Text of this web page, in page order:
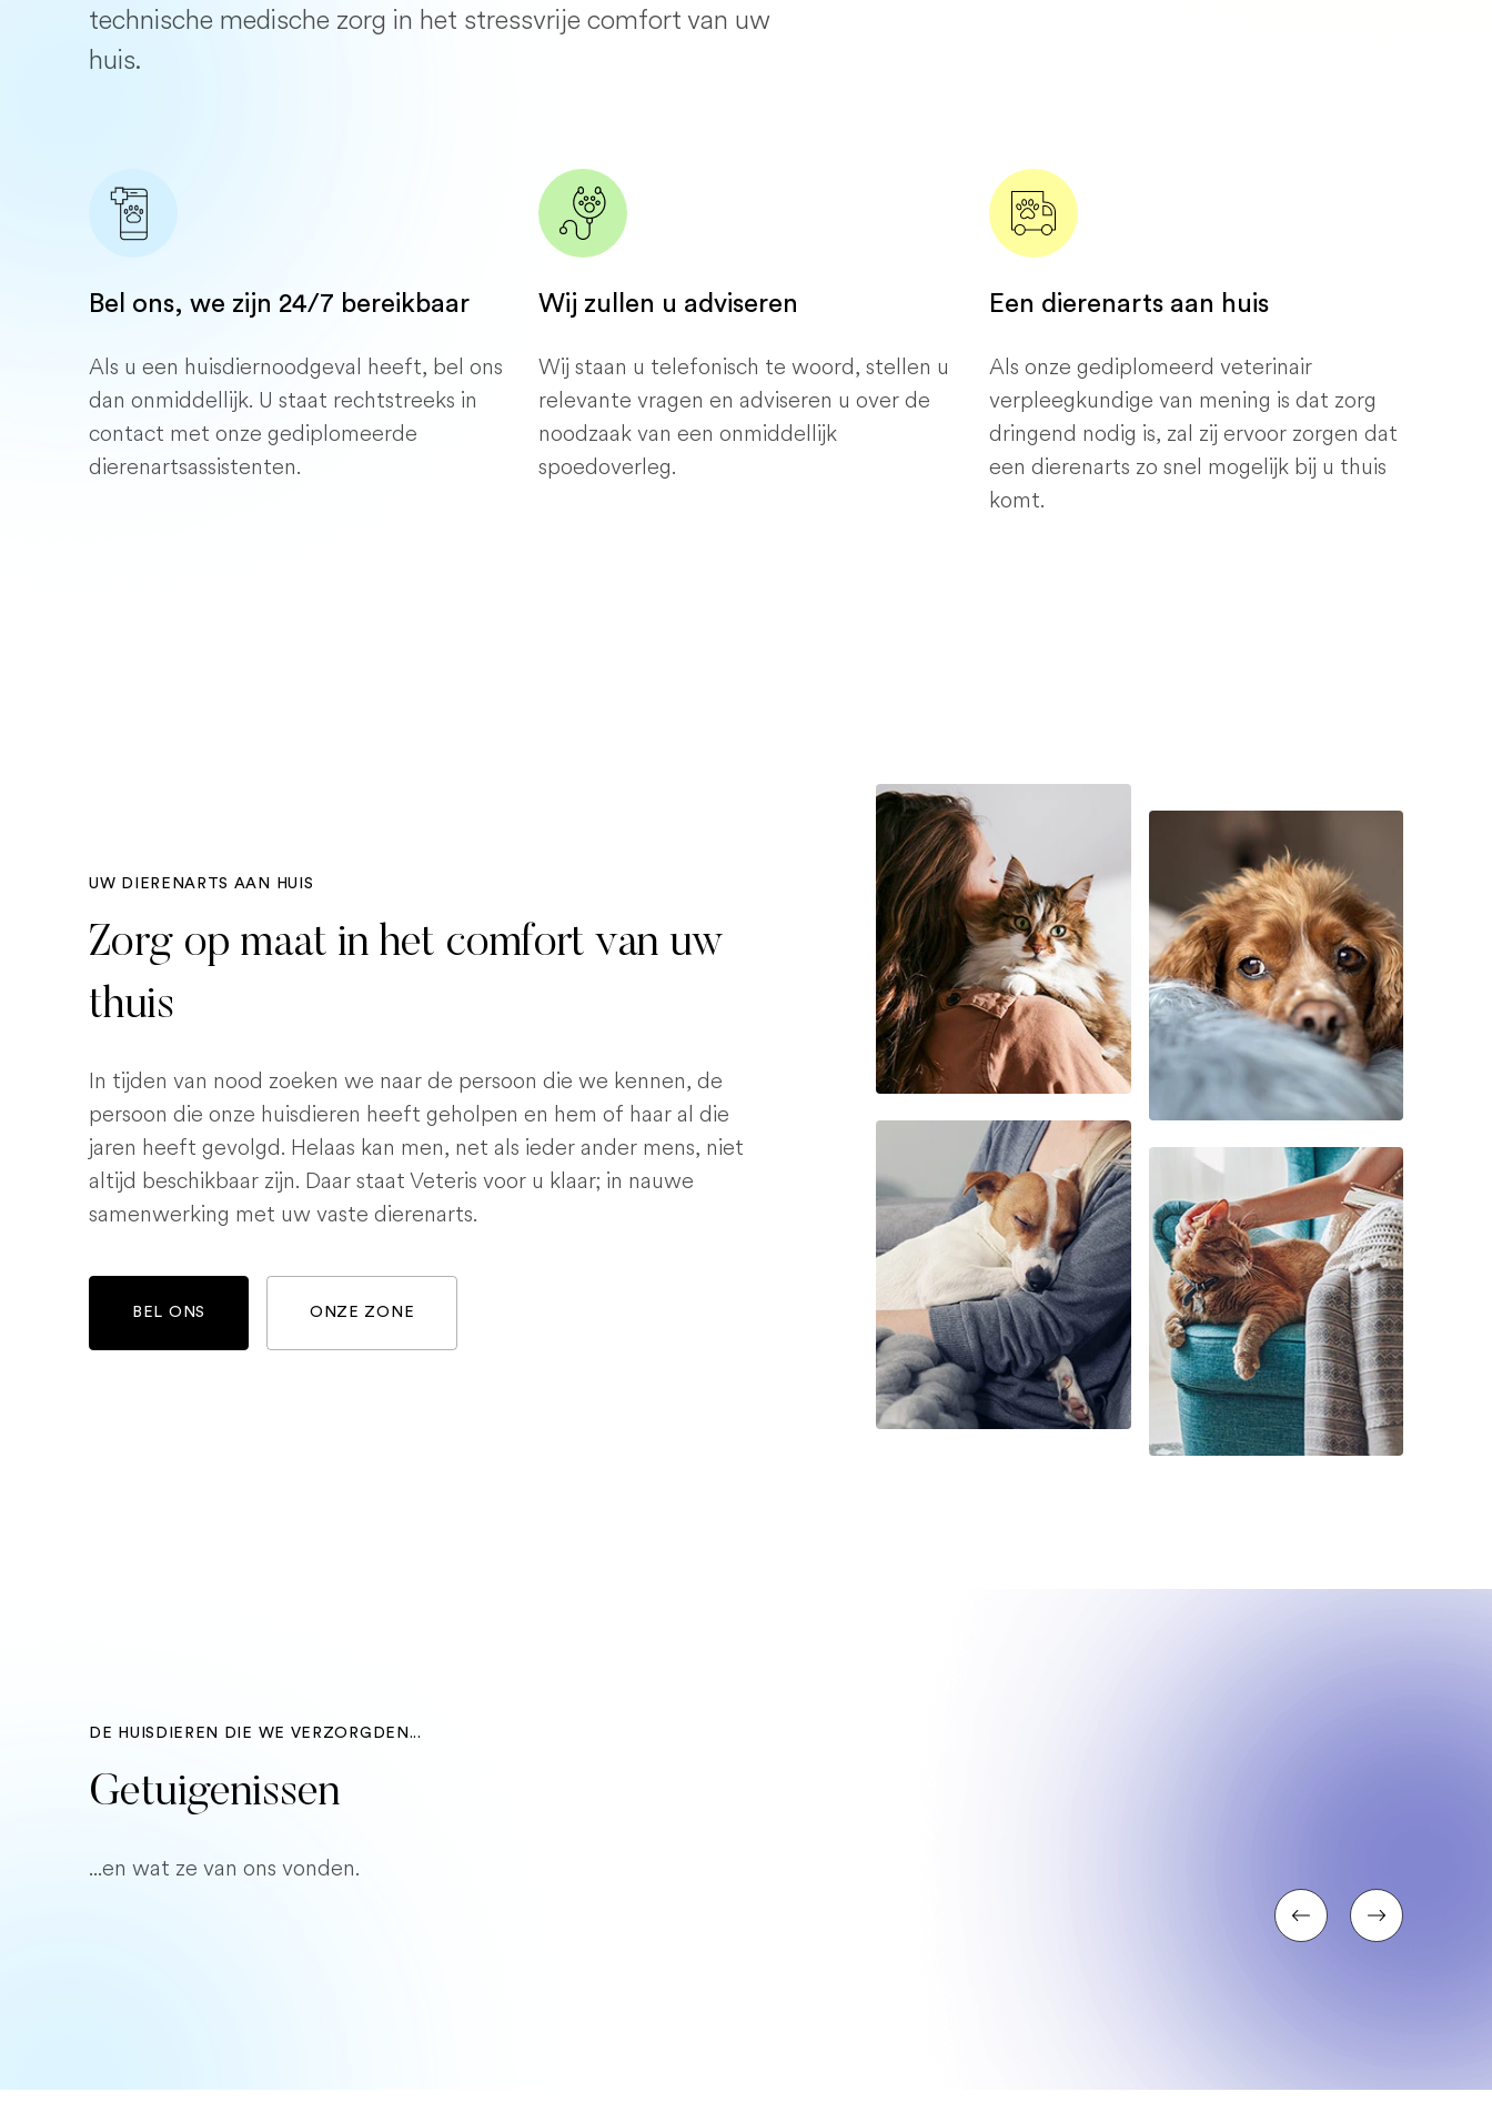
technische medische zorg in het stressvrije comfort van uw
huis.
Bel ons, we zijn 24/7 bereikbaar
Als u een huisdiernoodgeval heeft, bel ons
dan onmiddellijk. U staat rechtstreeks in
contact met onze gediplomeerde
dierenartsassistenten.
Wij zullen u adviseren
Wij staan ​​u telefonisch te woord, stellen u
relevante vragen en adviseren u over de
noodzaak van een onmiddellijk
spoedoverleg.
Een dierenarts aan huis
Als onze gediplomeerd veterinair
verpleegkundige van mening is dat zorg
dringend nodig is, zal zij ervoor zorgen dat
een dierenarts zo snel mogelijk bij u thuis
komt.
UW DIERENARTS AAN HUIS
Zorg op maat in het comfort van uw
thuis
In tijden van nood zoeken we naar de persoon die we kennen, de
persoon die onze huisdieren heeft geholpen en hem of haar al die
jaren heeft gevolgd. Helaas kan men, net als ieder ander mens, niet
altijd beschikbaar zijn. Daar staat Veteris voor u klaar; in nauwe
samenwerking met uw vaste dierenarts.
BEL ONS ONZE ZONE
DE HUISDIEREN DIE WE VERZORGDEN...
Getuigenissen
...en wat ze van ons vonden.